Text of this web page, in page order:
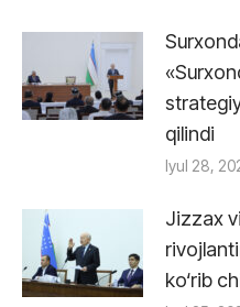
qilindi
Iyul 28,
Jizzax
ko‘rib